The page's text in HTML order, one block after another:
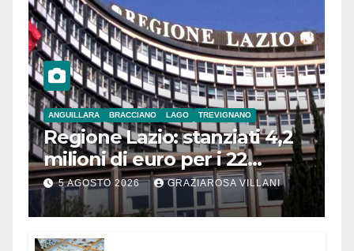
ANGUILLARA BRACCIANO LAGO TREVIGNANO
Regione Lazio: stanziati 4,2
milioni di euro per i 22
Comuni dell’Etruria
Meridionale
5 AGOSTO 2026 GRAZIAROSA VILLANI